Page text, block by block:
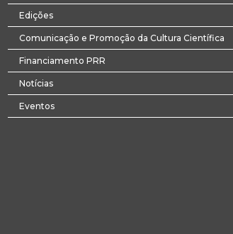
Edições
Comunicação e Promoção da Cultura Científica
Financiamento PRR
Notícias
Eventos